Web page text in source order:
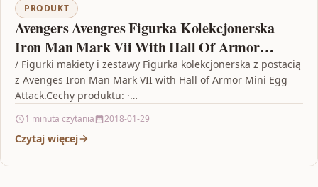
PRODUKT
Avengers Avengres Figurka Kolekcjonerska
Iron Man Mark Vii With Hall Of Armor
Czerwono-Złoty (MEA015G)
/ Figurki makiety i zestawy Figurka kolekcjonerska z postacią
z Avenges Iron Man Mark VII with Hall of Armor Mini Egg
Attack.Cechy produktu: ·…
1 minuta czytania 2018-01-29
Czytaj więcej